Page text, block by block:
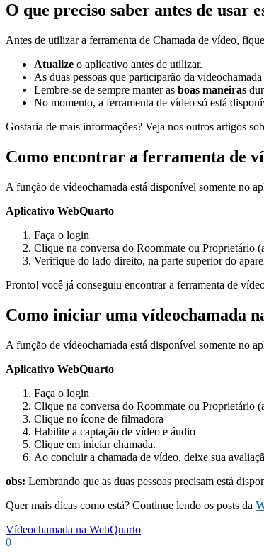
O que preciso saber antes de usar
Antes de utilizar a ferramenta de Chamada de vídeo,
Atualize o aplicativo antes de utilizar.
As duas pessoas que participarão da
Lembre-se de sempre manter as boas maneiras
No momento, a ferramenta de vídeo só está
Gostaria de mais informações? Veja nos outros artigos
Como encontrar a ferramenta de
A função de vídeochamada está disponível somente no
Aplicativo WebQuarto
Faça o login
Clique na conversa do Roommate ou Proprietário
Verifique do lado direito, na parte superior do
Pronto! você já conseguiu encontrar a ferramenta de
Como iniciar uma vídeochamada
A função de vídeochamada está disponível somente no
Aplicativo WebQuarto
Faça o login
Clique na conversa do Roommate ou Proprietário
Clique no ícone de filmadora
Habilite a captação de vídeo e áudio
Clique em iniciar chamada.
Ao concluir a chamada de vídeo, deixe sua
obs: Lembrando que as duas pessoas precisam está
Quer mais dicas como está? Continue lendo os posts da
Vídeochamada na WebQuarto
0